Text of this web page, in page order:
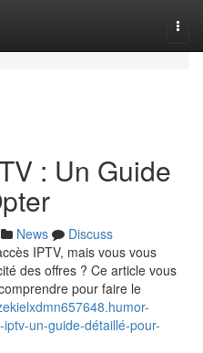
: Un Guide
News
Discuss
IPTV, mais vous vous
des offres ? Ce article vous
pour faire le
un-guide-détaillé-pour-